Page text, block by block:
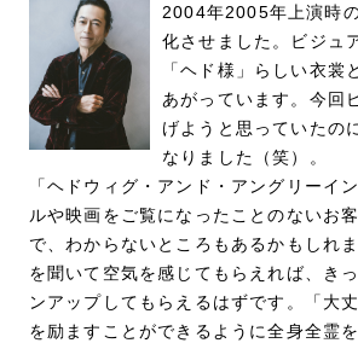
2004年2005年上演時
化させました。ビジュ
「ヘド様」らしい衣裳
あがっています。今回
げようと思っていたの
なりました（笑）。
「ヘドウィグ・アンド・アングリーイ
ルや映画をご覧になったことのないお
で、わからないところもあるかもしれ
を聞いて空気を感じてもらえれば、き
ンアップしてもらえるはずです。「大
を励ますことができるように全身全霊を